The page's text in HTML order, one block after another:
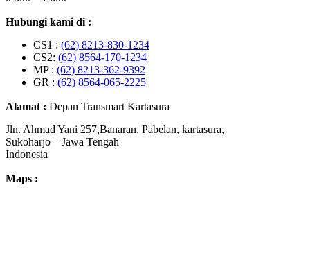
Hubungi kami di :
CS1 : (62) 8213-830-1234
CS2: (62) 8564-170-1234
MP : (62) 8213-362-9392
GR : (62) 8564-065-2225
Alamat : Depan Transmart Kartasura
Jln. Ahmad Yani 257,Banaran, Pabelan, kartasura,
Sukoharjo – Jawa Tengah
Indonesia
Maps :